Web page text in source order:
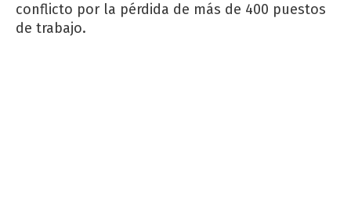
conflicto por la pérdida de más de 400 puestos
de trabajo.